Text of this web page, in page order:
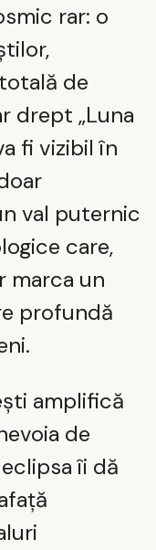
rar: o
de
drept „Luna
fi vizibil în
val puternic
care,
marca un
profundă
amplifică
de
îi dă